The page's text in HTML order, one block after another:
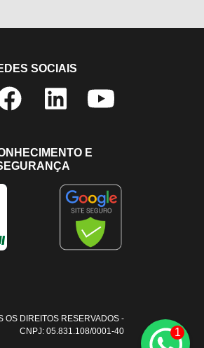
SOCIAIS
E
OS DIREITOS RESERVADOS -
CNPJ: 05.831.108/0001-40
1